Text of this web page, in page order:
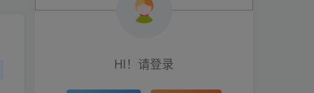
HI！请登录
HI！请登录